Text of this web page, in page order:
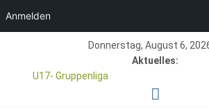
Anmelden
springen
Donnerstag, August 6,
Aktuelles:
U17- Gruppenliga
*U17-Junioren steigen in die